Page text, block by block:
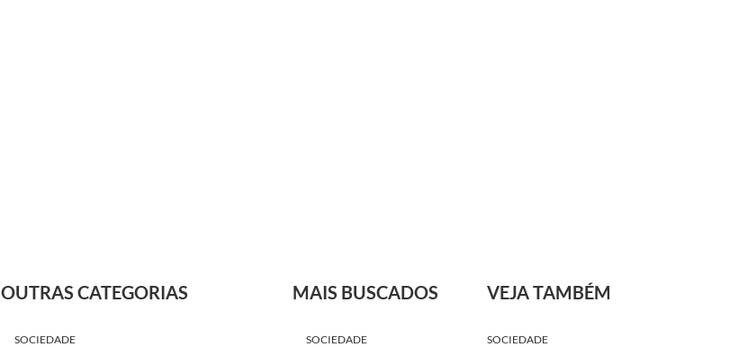
OUTRAS CATEGORIAS
SOCIEDADE
MAIS BUSCADOS
SOCIEDADE
VEJA TAMBÉM
SOCIEDADE